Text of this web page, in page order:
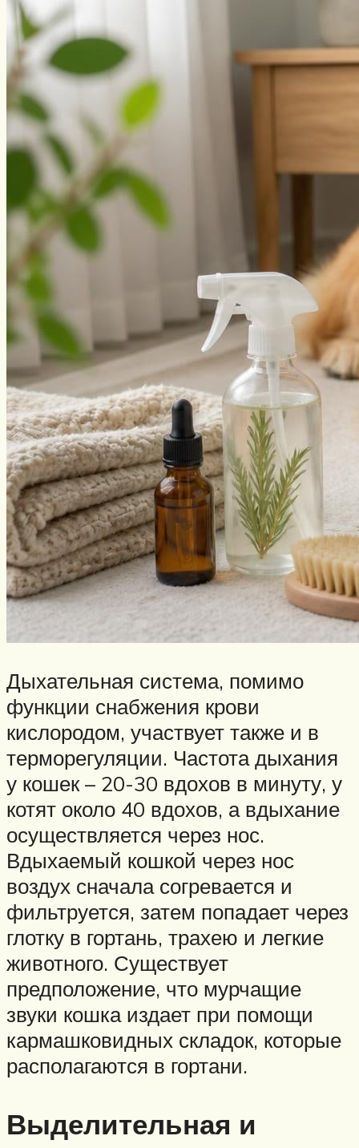
Дыхательная система, помимо
функции снабжения крови
кислородом, участвует также и в
терморегуляции. Частота дыхания
у кошек – 20-30 вдохов в минуту, у
котят около 40 вдохов, а вдыхание
осуществляется через нос.
Вдыхаемый кошкой через нос
воздух сначала согревается и
фильтруется, затем попадает через
глотку в гортань, трахею и легкие
животного. Существует
предположение, что мурчащие
звуки кошка издает при помощи
кармашковидных складок, которые
располагаются в гортани.
Выделительная и